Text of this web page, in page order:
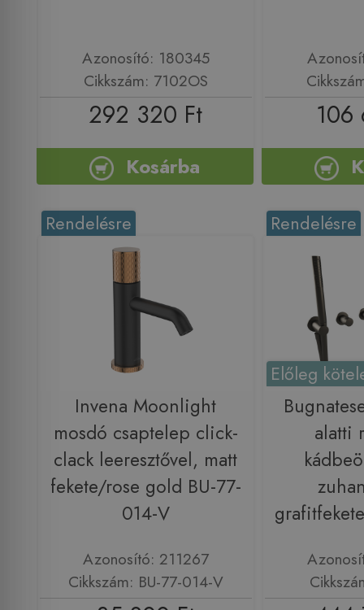
Azonosító: 180345
Cikkszám: 7102OS
292 320 Ft
Kosárba
106
Rendelésre
Invena Moonlight
mosdó csaptelep click-
clack leeresztővel, matt
fekete/rose gold BU-77-
014-V
Azonosító: 211267
Cikkszám: BU-77-014-V
Rendelésre
Előleg
alatti